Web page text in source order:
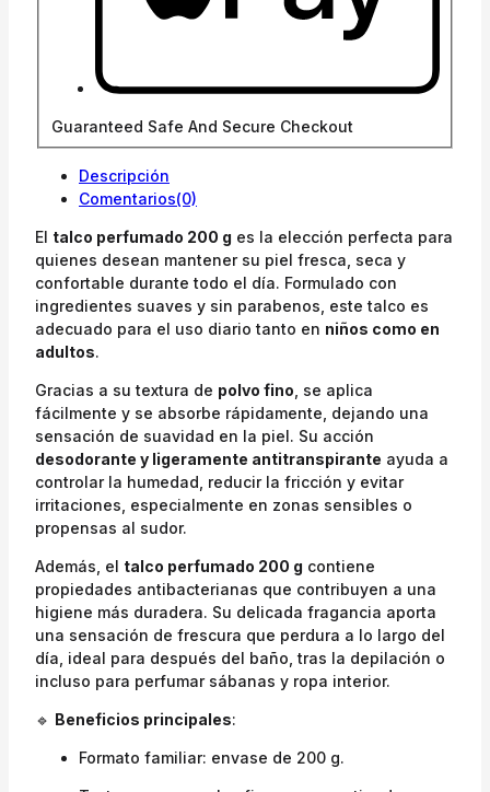
Guaranteed Safe And Secure Checkout
Descripción
Comentarios(0)
El talco perfumado 200 g es la elección perfecta para
quienes desean mantener su piel fresca, seca y
confortable durante todo el día. Formulado con
ingredientes suaves y sin parabenos, este talco es
adecuado para el uso diario tanto en niños como en
adultos.
Gracias a su textura de polvo fino , se aplica
fácilmente y se absorbe rápidamente, dejando una
sensación de suavidad en la piel. Su acción
desodorante y ligeramente antitranspirante ayuda a
controlar la humedad, reducir la fricción y evitar
irritaciones, especialmente en zonas sensibles o
propensas al sudor.
Además, el talco perfumado 200 g contiene
propiedades antibacterianas que contribuyen a una
higiene más duradera. Su delicada fragancia aporta
una sensación de frescura que perdura a lo largo del
día, ideal para después del baño, tras la depilación o
incluso para perfumar sábanas y ropa interior.
🔹 Beneficios principales:
Formato familiar: envase de 200 g.